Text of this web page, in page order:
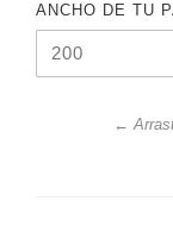
ANCHO DE TU
←